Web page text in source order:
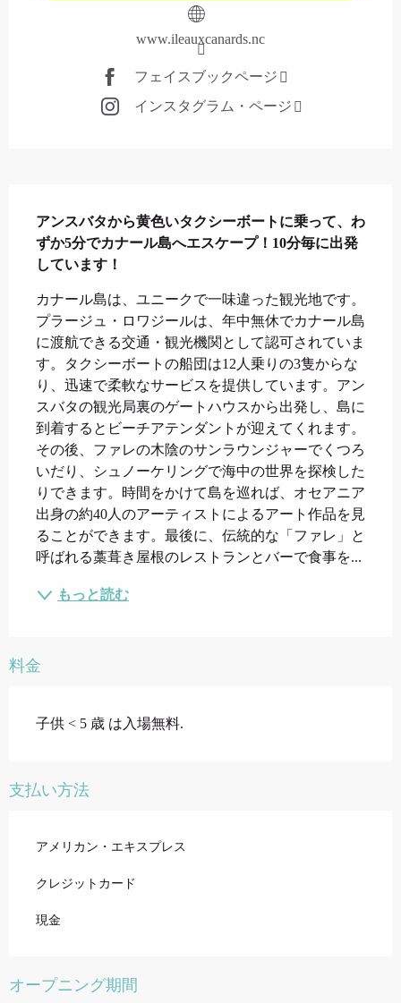
www.ileauxcanards.nc
フェイスブックページ
インスタグラム・ページ
アンスバタから黄色いタクシーボートに乗って、わ
ずか5分でカナール島へエスケープ！10分毎に出発
しています！
カナール島は、ユニークで一味違った観光地です。
プラージュ・ロワジールは、年中無休でカナール島
に渡航できる交通・観光機関として認可されていま
す。タクシーボートの船団は12人乗りの3隻からな
り、迅速で柔軟なサービスを提供しています。アン
スバタの観光局裏のゲートハウスから出発し、島に
到着するとビーチアテンダントが迎えてくれます。
その後、ファレの木陰のサンラウンジャーでくつろ
いだり、シュノーケリングで海中の世界を探検した
りできます。時間をかけて島を巡れば、オセアニア
出身の約40人のアーティストによるアート作品を見
ることができます。最後に、伝統的な「ファレ」と
呼ばれる藁葺き屋根のレストランとバーで食事を...
もっと読む
料金
子供 < 5 歳 は入場無料.
支払い方法
アメリカン・エキスプレス
クレジットカード
現金
オープニング期間